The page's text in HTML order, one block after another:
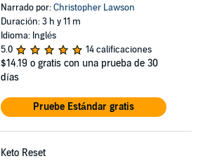
Narrado por:Christopher Lawson
Duración: 3 h y 11 m
Idioma: Inglés
5.0
14 calificaciones
$14.19 o gratis con una prueba de 30
días
Pruebe Estándar gratis
Keto Reset